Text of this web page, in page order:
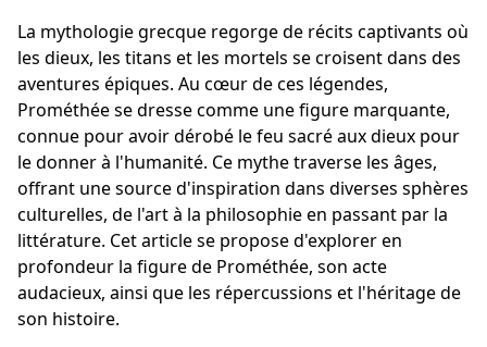
La mythologie grecque regorge de récits captivants où
les dieux, les titans et les mortels se croisent dans des
aventures épiques. Au cœur de ces légendes,
Prométhée se dresse comme une figure marquante,
connue pour avoir dérobé le feu sacré aux dieux pour
le donner à l'humanité. Ce mythe traverse les âges,
offrant une source d'inspiration dans diverses sphères
culturelles, de l'art à la philosophie en passant par la
littérature. Cet article se propose d'explorer en
profondeur la figure de Prométhée, son acte
audacieux, ainsi que les répercussions et l'héritage de
son histoire.